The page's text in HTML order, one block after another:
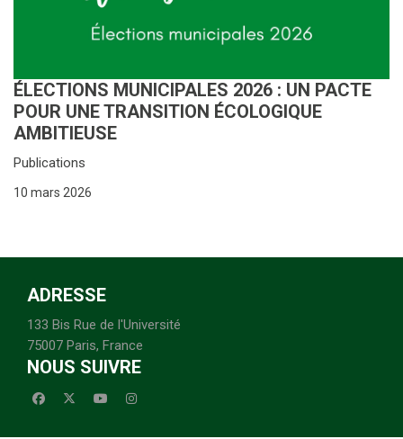
ÉLECTIONS MUNICIPALES 2026 : UN PACTE
POUR UNE TRANSITION ÉCOLOGIQUE
AMBITIEUSE
Publications
10 mars 2026
ADRESSE
133 Bis Rue de l'Université
75007 Paris, France
NOUS SUIVRE
facebookx-twitteryoutubeinstagram